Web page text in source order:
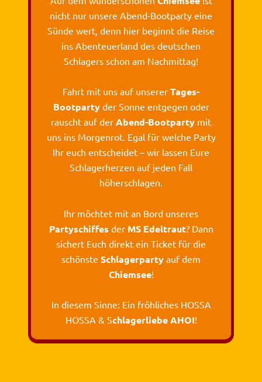
nicht nur unsere Abend-Bootparty eine
Sünde wert, denn hier beginnt die Reise
ins Abenteuerland des deutschen
Schlagers schon am Nachmittag!
Fahrt mit uns auf unserer Tages-
Bootpartyder Sonne entgegen oder
rauscht auf der Abend-Bootparty mit
uns ins Morgenrot. Egal für welche Party
Ihr euch entscheidet – wir lassen Eure
Schlagerherzen auf jeden Fall
höherschlagen.
Ihr möchtet mit an Bord unseres
Partyschiffes der MS Edeltraut? Dann
sichert Euch direkt ein Ticket für die
schönste Schlagerparty auf dem
Chiemsee!
In diesem Sinne: Ein fröhliches HOSSA
HOSSA & Schlagerliebe AHOI!